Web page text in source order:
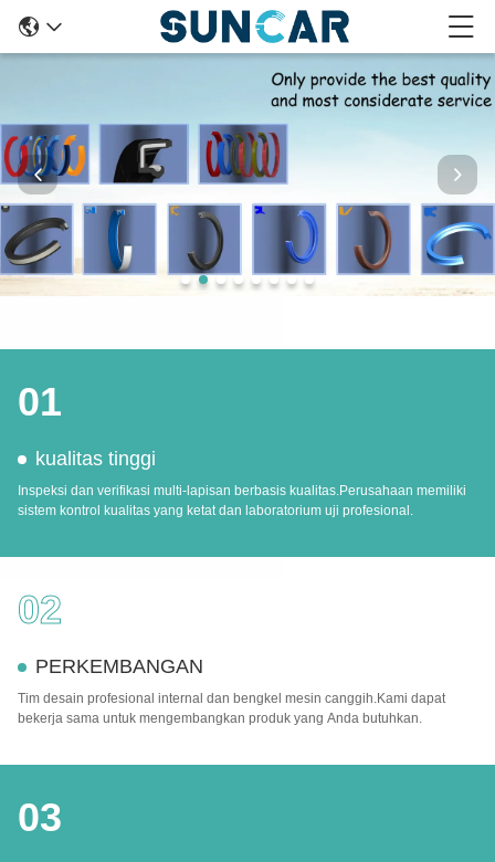
01
kualitas tinggi
Inspeksi dan verifikasi multi-lapisan berbasis kualitas.Perusahaan memiliki
sistem kontrol kualitas yang ketat dan laboratorium uji profesional.
02
PERKEMBANGAN
Tim desain profesional internal dan bengkel mesin canggih.Kami dapat
bekerja sama untuk mengembangkan produk yang Anda butuhkan.
03